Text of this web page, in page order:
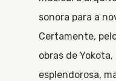
sonora para a
Certamente,
obras de
esplendorosa,